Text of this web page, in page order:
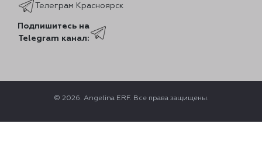
Телеграм Красноярск
Подпишитесь на
Telegram канал:
© 2026. Angelina ERF. Все права защищены.